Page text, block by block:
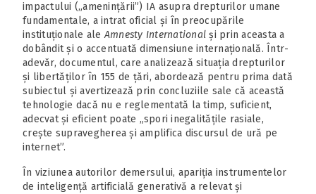
impactului („amenințării”) IA asupra drepturilor umane
fundamentale, a intrat oficial și în preocupările
instituționale aleAmnesty Internationalși prin aceasta a
dobândit și o accentuată dimensiune internațională. Într-
adevăr, documentul, care analizează situația drepturilor
și libertăților în 155 de țări, abordează pentru prima dată
subiectul și avertizează prin concluziile sale că această
tehnologie dacă nu e reglementată la timp, suficient,
adecvat și eficient poate „spori inegalitățile rasiale,
crește supravegherea și amplifica discursul de ură pe
internet”.
În viziunea autorilor demersului, apariția instrumentelor
de inteligență artificială generativă a relevat și